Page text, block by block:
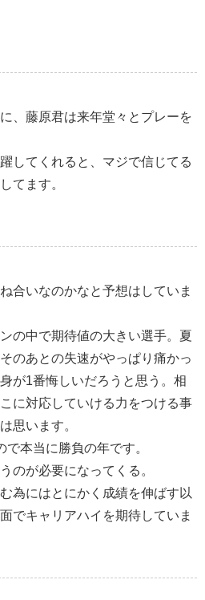
、藤原君は来年堂々とプレーを
してくれると、マジで信じてる
てます。
合いなのかなと予想はしていま
の中で期待値の大きい選手。夏
のあとの失速がやっぱり痛かっ
が1番悔しいだろうと思う。相
に対応していける力をつける事
思います。
本当に勝負の年です。
のが必要になってくる。
為にはとにかく成績を伸ばす以
でキャリアハイを期待していま